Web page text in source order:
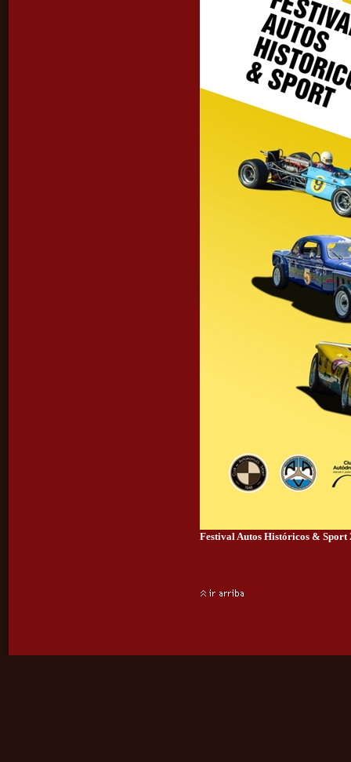
Festival Autos Históricos & Sport